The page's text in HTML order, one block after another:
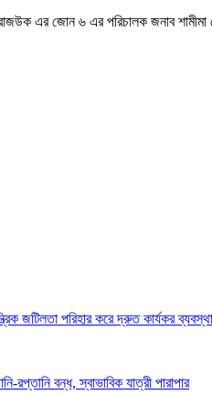
এর জোন ৬ এর পরিচালক জনাব
জটিলতা পরিহার করে দ্রুত কার্যকর
বন্ধ, স্বাভাবিক যাত্রী পারাপার